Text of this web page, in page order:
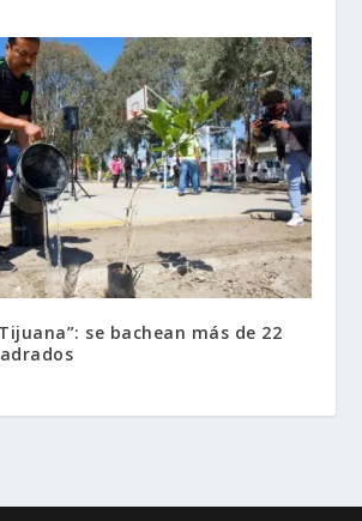
se bachean más de 22